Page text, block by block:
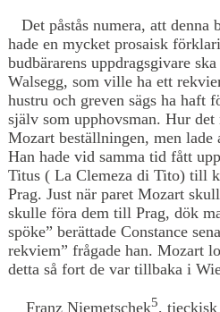
Det påstås numera, att denna
hade en mycket prosaisk
budbärarens uppdragsgivare
Walsegg, som ville ha ett
hustru och greven sägs ha haft
själv som upphovsman. Hur det
Mozart beställningen, men
Han hade vid samma tid fått
Titus ( La Clemeza di Tito) till
Prag. Just när paret Mozart
skulle föra dem till Prag, dök
spöke” berättade Constance
rekviem” frågade han. Mozart
detta så fort de var tillbaka i
Franz Niemetschek5,